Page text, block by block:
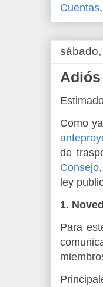
Cuentas,
Como
de
ley
1.
Para